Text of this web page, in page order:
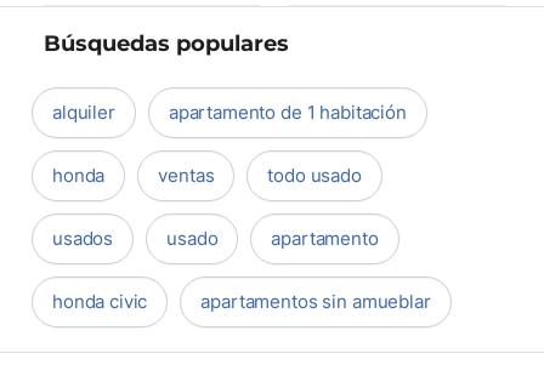
Búsquedas populares
alquiler apartamento de 1 habitación
honda ventas todo usado
usados usado apartamento
honda civic apartamentos sin amueblar